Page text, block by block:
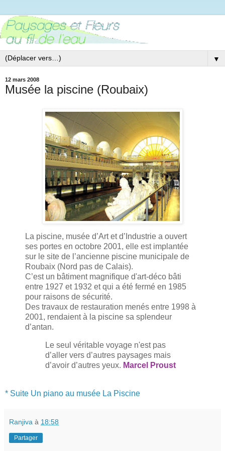
▼
12 mars 2008
Musée la piscine (Roubaix)
La piscine, musée d’Art et d’Industrie a ouvert
ses portes en octobre 2001, elle est implantée
sur le site de l’ancienne piscine municipale de
Roubaix (Nord pas de Calais).
C’est un bâtiment magnifique d'art-déco bâti
entre 1927 et 1932 et qui a été fermé en 1985
pour raisons de sécurité.
Des travaux de restauration menés entre 1998 à
2001, rendaient à la piscine sa splendeur
d’antan.
Le seul véritable voyage n'est pas
d’aller vers d’autres paysages mais
d’avoir d’autres yeux. Marcel Proust
* Suite Un piano au musée La Piscine
Ranjiva à 18:58
Partager